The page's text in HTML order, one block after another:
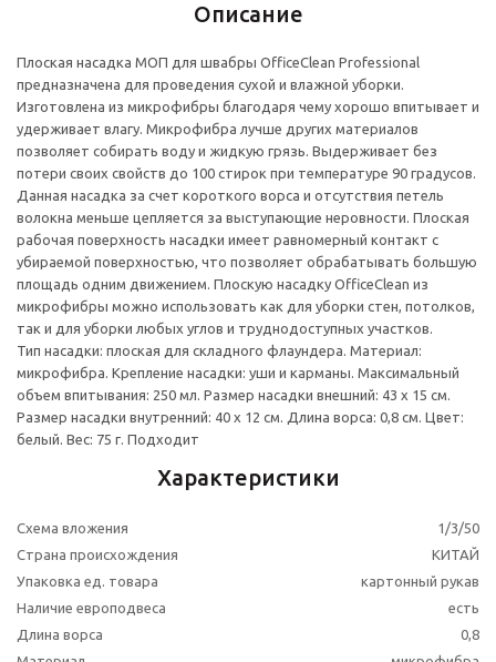
Описание
Плоская насадка МОП для швабры OfficeClean Professional
предназначена для проведения сухой и влажной уборки.
Изготовлена из микрофибры благодаря чему хорошо впитывает и
удерживает влагу. Микрофибра лучше других материалов
позволяет собирать воду и жидкую грязь. Выдерживает без
потери своих свойств до 100 стирок при температуре 90 градусов.
Данная насадка за счет короткого ворса и отсутствия петель
волокна меньше цепляется за выступающие неровности. Плоская
рабочая поверхность насадки имеет равномерный контакт с
убираемой поверхностью, что позволяет обрабатывать большую
площадь одним движением. Плоскую насадку OfficeClean из
микрофибры можно использовать как для уборки стен, потолков,
так и для уборки любых углов и труднодоступных участков.
Тип насадки: плоская для складного флаундера. Материал:
микрофибра. Крепление насадки: уши и карманы. Максимальный
объем впитывания: 250 мл. Размер насадки внешний: 43 х 15 см.
Размер насадки внутренний: 40 х 12 см. Длина ворса: 0,8 см. Цвет:
белый. Вес: 75 г. Подходит
Характеристики
Схема вложения
1/3/50
Страна происхождения
КИТАЙ
Упаковка ед. товара
картонный рукав
Наличие европодвеса
есть
Длина ворса
0,8